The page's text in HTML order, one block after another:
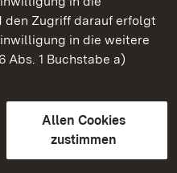
den Zugriff darauf erfolgt
in die weitere
Abs. 1 Buchstabe a)
Allen Cookies
zustimmen
Baden-Württemberg